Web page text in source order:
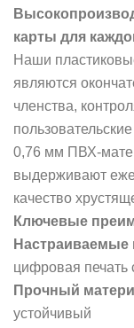
карты для
Наши
являются
членства,
0,76 мм ПВХ-
выдерживают
качество
Ключевые
Настраиваемые
цифровая печать
Прочный
устойчивый